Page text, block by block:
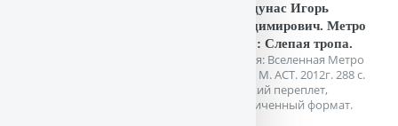
Вардунас Игорь
Владимирович. Метро
2033: Слепая тропа.
Серия: Вселенная Метро
2033. М. АСТ. 2012г. 288 с.
Мягкий переплет,
Увеличенный формат.